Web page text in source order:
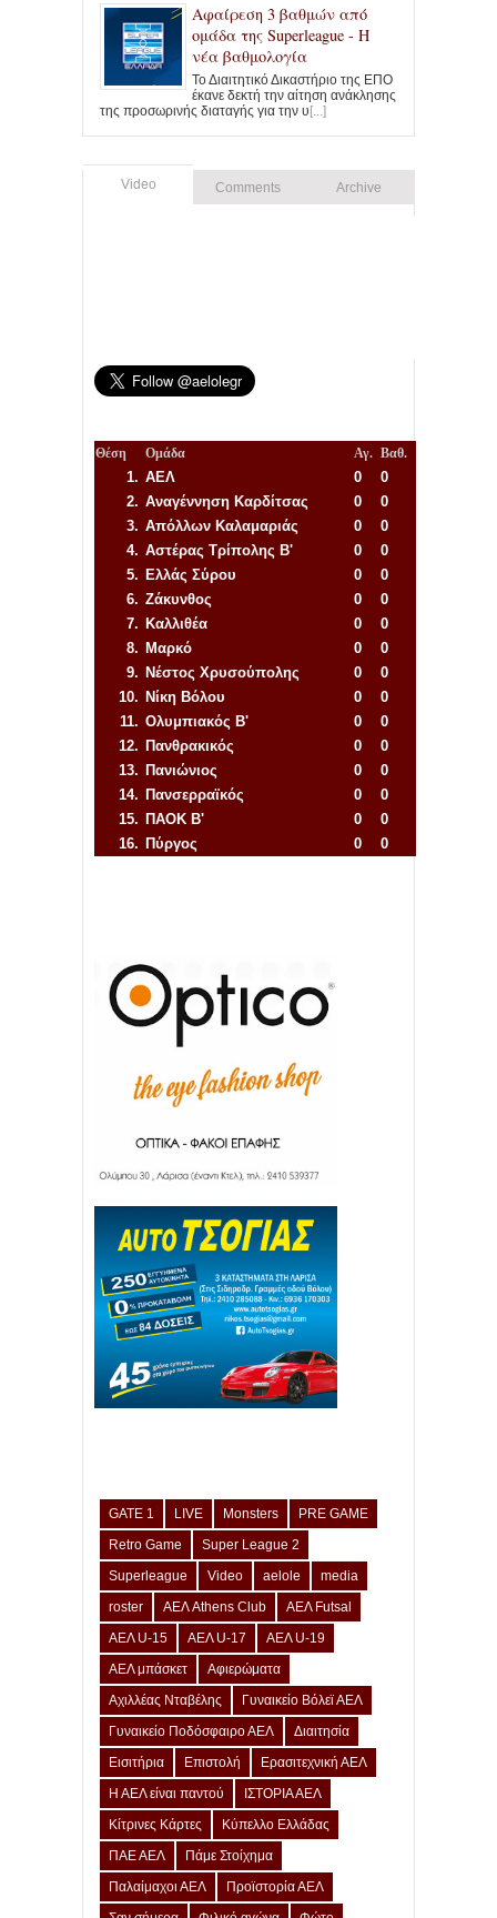
Αφαίρεση 3 βαθμών από
ομάδα της Superleague - Η
νέα βαθμολογία
Το Διαιτητικό Δικαστήριο της ΕΠΟ
έκανε δεκτή την αίτηση ανάκλησης
της προσωρινής διαταγής για την υ [...]
Video Comments Archive
Θέση Ομάδα Αγ. Βαθ.
1. ΑΕΛ 0
0
2. Αναγέννηση Καρδίτσας 0
0
3. Απόλλων Καλαμαριάς 0
0
4. Αστέρας Τρίπολης Β' 0
0
5. Ελλάς Σύρου 0
0
6. Ζάκυνθος 0
0
7. Καλλιθέα 0
0
8. Μαρκό 0
0
9. Νέστος Χρυσούπολης 0
0
10. Νίκη Βόλου 0
0
11. Ολυμπιακός Β' 0
0
12. Πανθρακικός 0
0
13. Πανιώνιος 0
0
14. Πανσερραϊκός 0
0
15. ΠΑΟΚ Β' 0
0
16. Πύργος 0
0
GATE 1 LIVE Monsters
PRE GAME
Retro Game
Super League 2
Superleague
Video aelole
media
roster
ΑΕΛ Athens Club
ΑΕΛ Futsal
ΑΕΛ U-15
ΑΕΛ U-17
ΑΕΛ U-19
ΑΕΛ μπάσκετ
Αφιερώματα
Αχιλλέας Νταβέλης
Γυναικείο Βόλεϊ ΑΕΛ
Γυναικείο Ποδόσφαιρο ΑΕΛ
Διαιτησία
Εισιτήρια
Επιστολή
Ερασιτεχνική ΑΕΛ
Η ΑΕΛ είναι παντού
ΙΣΤΟΡΙΑ ΑΕΛ
Κίτρινες Κάρτες
Κύπελλο Ελλάδας
ΠΑΕ ΑΕΛ
Πάμε Στοίχημα
Παλαίμαχοι ΑΕΛ
Προϊστορία ΑΕΛ